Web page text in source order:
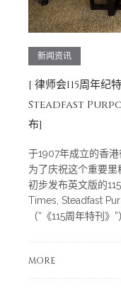
新闻资讯
[ 律师会115周年
Steadfast
布]
于1907年成立的香港
为了庆祝这个重要里
初步发布英文版的
Times, Steadfast
（“《115周年特刊》”
MORE